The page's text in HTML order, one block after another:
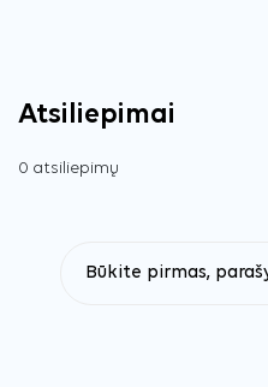
Atsiliepimai
0 atsiliepimų
Būkite pirmas,